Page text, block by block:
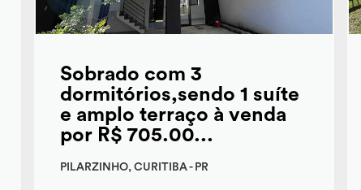
Sobrado com 3
dormitórios,sendo 1 suíte
e amplo terraço à venda
por R$ 705.00...
PILARZINHO, CURITIBA - PR